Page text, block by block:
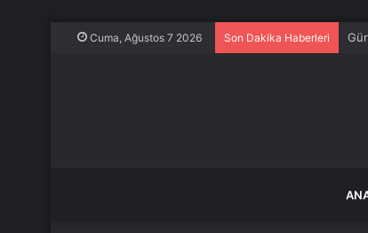
Cuma, Ağustos 7 2026 Son Dakika Haberleri